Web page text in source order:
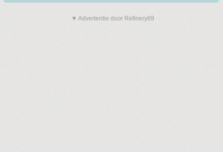
▼ Advertentie door Refinery89